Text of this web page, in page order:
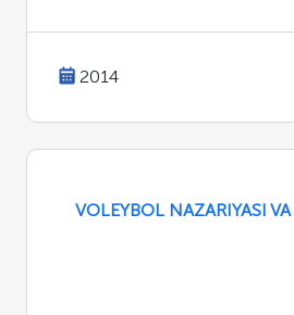
2014
VOLEYBOL NAZARIYASI